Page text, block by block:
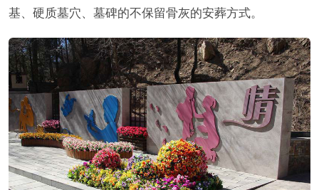
基、硬质墓穴、墓碑的不保留骨灰的安葬方式。